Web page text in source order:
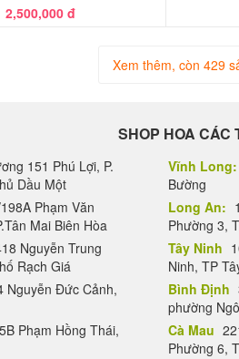
2,500,000 đ
Xem thêm, còn 429
SHOP HOA CÁC
151 Phú Lợi, P.
Dầu Một
Phạm Văn
Mai Biên Hòa
Nguyễn Trung
Rạch Giá
Nguyễn Đức Cảnh,
Phạm Hồng Thái,
Vĩnh Long:
Bường
Long An:
Phường 3,
Tây Ninh
Ninh, TP
Bình Định
phường
Cà Mau
Phường 6,